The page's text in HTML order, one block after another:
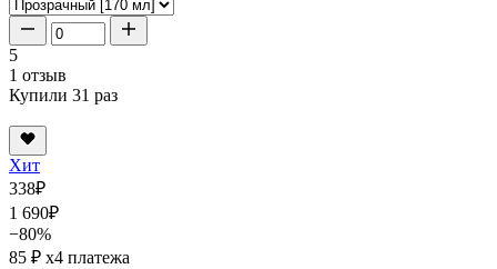
5
1 отзыв
Купили 31 раз
Хит
338₽
1 690₽
−80%
85 ₽ x4 платежа